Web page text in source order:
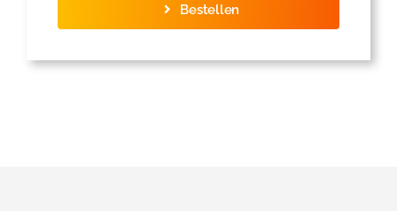
Bestellen